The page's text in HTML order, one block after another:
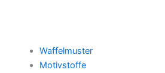
Waffelmuster
Motivstoffe